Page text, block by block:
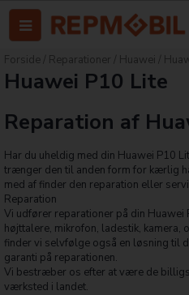
Forside Reparationer Huawei
Huawei P10 Lite
Reparation af
Har du uheldig med din Huawei P10
trænger den til anden form for kærlig
med af finder den reparation eller
Reparation
Vi udfører reparationer på din
højttalere, mikrofon, ladestik, kamera,
finder vi selvfølge også en løsning til
garanti på reparationen.
Vi bestræber os efter at være de
værksted i landet.